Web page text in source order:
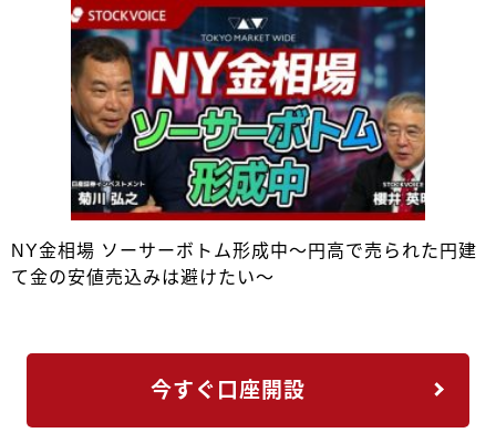
NY金相場 ソーサーボトム形成中～円高で売られた円建
て金の安値売込みは避けたい～
今すぐ口座開設